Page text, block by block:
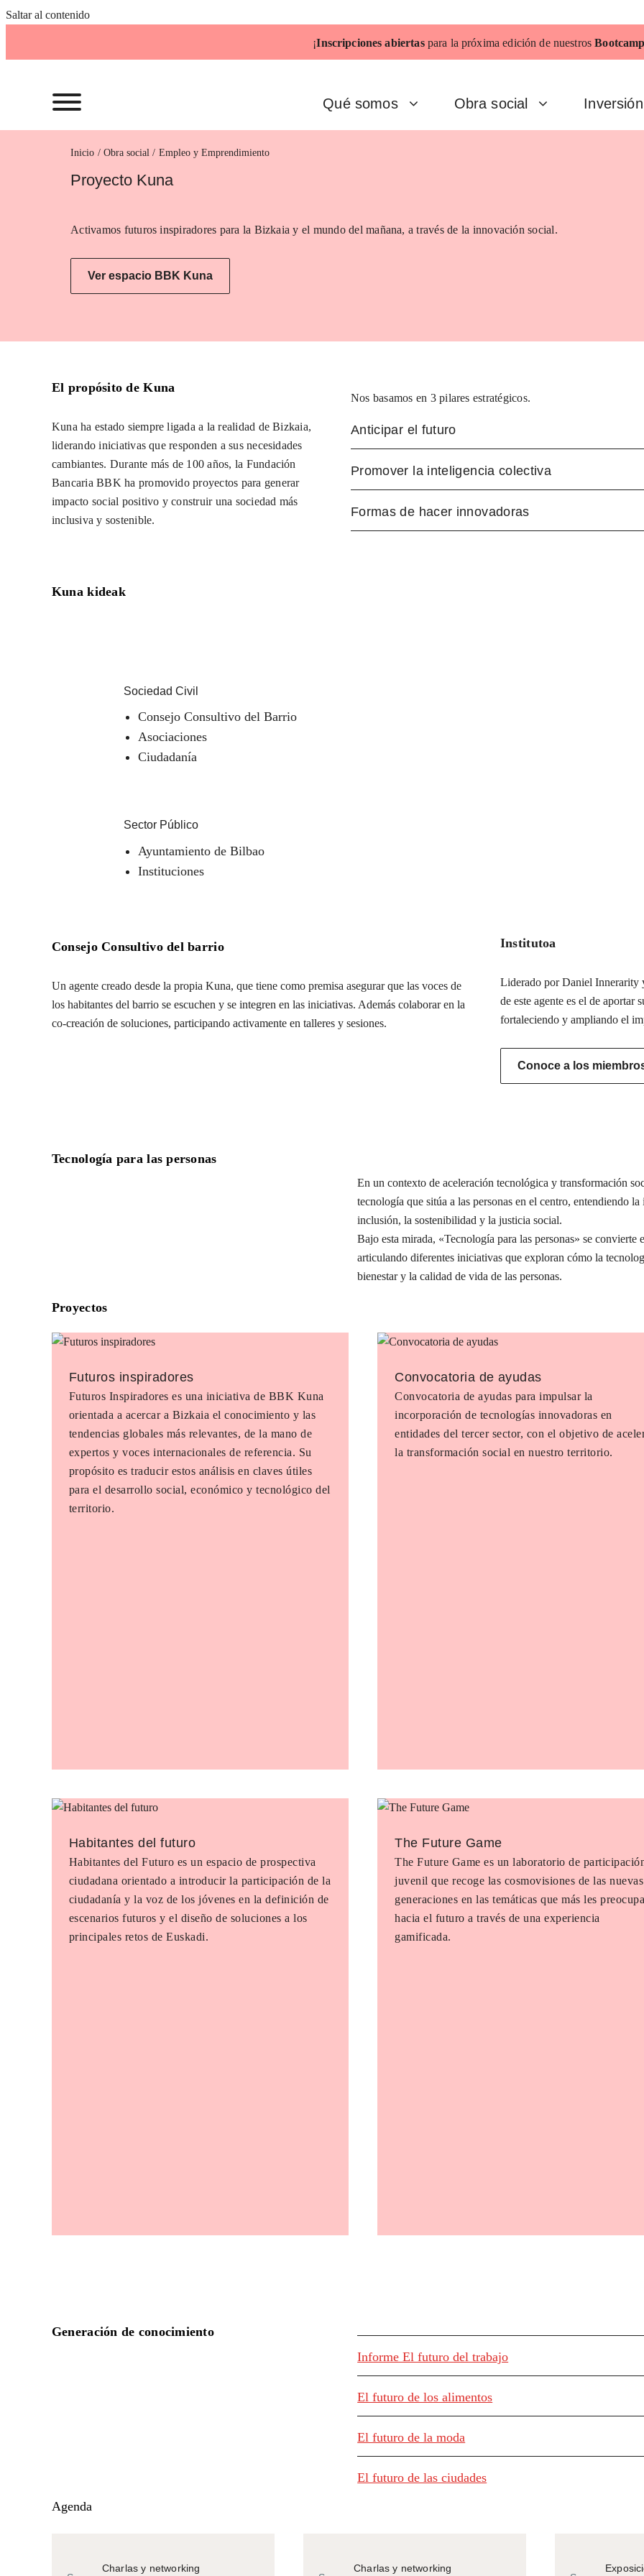
Saltar al contenido
¡Inscripciones abiertaspara la próxima edición de nuestros
Qué somos Obra social Inversión
Inicio Empleo y Emprendimiento
Proyecto Kuna
Activamos futuros inspiradores para la Bizkaia y el mundo del mañana, a través de la innovación social.
Ver espacio BBK Kuna
El propósito de Kuna
Kuna ha estado siempre ligada a la realidad de Bizkaia,
liderando iniciativas que responden a sus necesidades
cambiantes. Durante más de 100 años, la Fundación
Bancaria BBK ha promovido proyectos para generar
impacto social positivo y construir una sociedad más
inclusiva y sostenible.
Nos basamos en 3 pilares estratégicos.
Anticipar el futuro
Promover la inteligencia colectiva
Formas de hacer innovadoras
Kuna kideak
Sociedad Civil
Consejo Consultivo del Barrio
Asociaciones
Ciudadanía
Sector Público
Ayuntamiento de Bilbao
Instituciones
Consejo Consultivo del barrio
Un agente creado desde la propia Kuna, que tiene como premisa asegurar que las voces de
los habitantes del barrio se escuchen y se integren en las iniciativas. Además colaborar en la
co-creación de soluciones, participando activamente en talleres y sesiones.
Institutoa
Liderado por Daniel Innerarity
de este agente es el de aportar
fortaleciendo y ampliando el
Conoce a los
Tecnología para las personas
En un contexto de aceleración tecnológica y transformación
tecnología que sitúa a las personas en el centro, entendiendo
inclusión, la sostenibilidad y la justicia social.
Bajo esta mirada, «Tecnología para las personas» se
articulando diferentes iniciativas que exploran cómo la
bienestar y la calidad de vida de las personas.
Proyectos
Futuros inspiradores
Futuros Inspiradores es una iniciativa de BBK Kuna
orientada a acercar a Bizkaia el conocimiento y las
tendencias globales más relevantes, de la mano de
expertos y voces internacionales de referencia. Su
propósito es traducir estos análisis en claves útiles
para el desarrollo social, económico y tecnológico del
territorio.
Convocatoria de ayudas
Convocatoria de ayudas para impulsar la
incorporación de tecnologías innovadoras en
entidades del tercer sector, con el objetivo de
la transformación social en nuestro territorio.
Habitantes del futuro
Habitantes del Futuro es un espacio de prospectiva
ciudadana orientado a introducir la participación de la
ciudadanía y la voz de los jóvenes en la definición de
escenarios futuros y el diseño de soluciones a los
principales retos de Euskadi.
The Future Game
The Future Game es un laboratorio de
juvenil que recoge las cosmovisiones de las nuevas
generaciones en las temáticas que más les
hacia el futuro a través de una experiencia
gamificada.
Generación de conocimiento
Informe El futuro del trabajo
El futuro de los alimentos
El futuro de la moda
El futuro de las ciudades
Agenda
Charlas y networking
Charlas y networking